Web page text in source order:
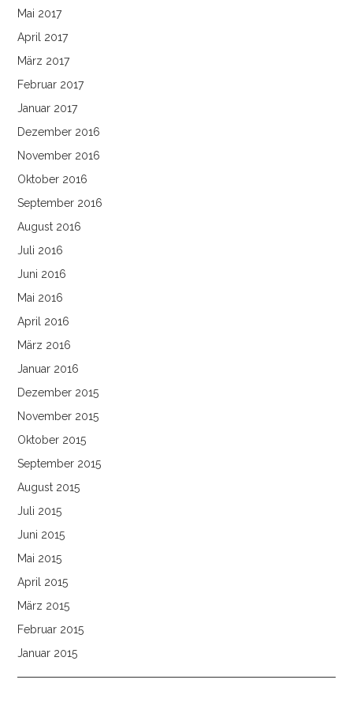
Mai 2017
April 2017
März 2017
Februar 2017
Januar 2017
Dezember 2016
November 2016
Oktober 2016
September 2016
August 2016
Juli 2016
Juni 2016
Mai 2016
April 2016
März 2016
Januar 2016
Dezember 2015
November 2015
Oktober 2015
September 2015
August 2015
Juli 2015
Juni 2015
Mai 2015
April 2015
März 2015
Februar 2015
Januar 2015